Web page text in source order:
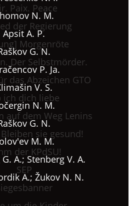
Paix. Peace
N. M.
der Regierung
Apsit A. P.
Morgenröte
G. N.
Der Selbstmörder.
P. Ja.
das Abzeichen GTO
V. S.
ich dich liebe
N. M.
auf dem Weg Lenins
G. N.
Bleiben sie gesund!
M. M.
der KPdSU!
A.; Stenberg V. A.
SEP
A.; Žukov N. N.